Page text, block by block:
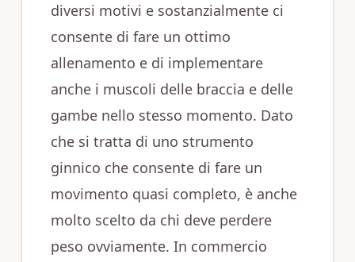
diversi motivi e sostanzialmente ci
consente di fare un ottimo
allenamento e di implementare
anche i muscoli delle braccia e delle
gambe nello stesso momento. Dato
che si tratta di uno strumento
ginnico che consente di fare un
movimento quasi completo, è anche
molto scelto da chi deve perdere
peso ovviamente. In commercio